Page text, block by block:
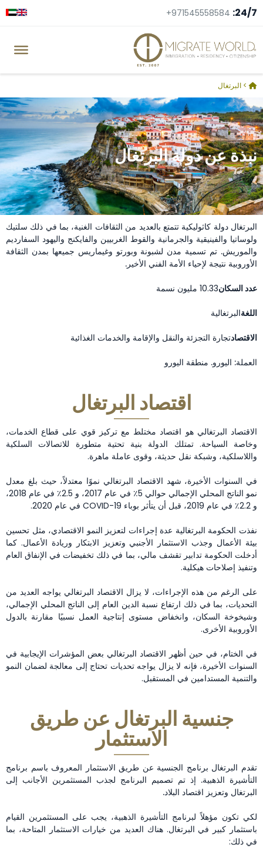
24/7:
+971545558584
> البرتغال
نبذة عن دولة البرتغال
البرتغال دولة كاثوليكية تتمتع بالعديد من الثقافات الغنية، بما في ذلك سلتيك
ولوساتيا والفينيقية والجرمانية والقوط الغربيين والفايكنج واليهود السفارديم
والموريش. تم تسمية مدن لشبونة وبورتو وغيماريس جميعها بمدن الثقافة
الأوروبية نتيجة لإحياء الأمة الفني الأخير.
عدد السكان10.33 مليون نسمة
اللغةالبرتغالية
الاقتصادتجارة التجزئة والنقل والإقامة والخدمات الغذائية
العملة: اليورو. منطقة اليورو
اقتصاد البرتغال
الاقتصاد البرتغالي هو اقتصاد مختلط مع تركيز قوي على قطاع الخدمات،
وخاصة السياحة. تمتلك الدولة بنية تحتية متطورة للاتصالات السلكية
واللاسلكية، وشبكة نقل حديثة، وقوى عاملة ماهرة.
في السنوات الأخيرة، شهد الاقتصاد البرتغالي نموًا معتدلاً، حيث بلغ معدل
نمو الناتج المحلي الإجمالي حوالي 5٪ في عام 2017، و 2.5٪ في عام 2018،
و 2.2٪ في عام 2019، قبل أن يتأثر بوباء COVID-19 في عام 2020.
نفذت الحكومة البرتغالية عدة إجراءات لتعزيز النمو الاقتصادي، مثل تحسين
بيئة الأعمال وجذب الاستثمار الأجنبي وتعزيز الابتكار وريادة الأعمال. كما
أدخلت الحكومة تدابير تقشف مالي، بما في ذلك تخفيضات في الإنفاق العام
وتنفيذ إصلاحات هيكلية.
على الرغم من هذه الإجراءات، لا يزال الاقتصاد البرتغالي يواجه العديد من
التحديات، بما في ذلك ارتفاع نسبة الدين العام إلى الناتج المحلي الإجمالي،
وشيخوخة السكان، وانخفاض مستوى إنتاجية العمل نسبيًا مقارنة بالدول
الأوروبية الأخرى.
في الختام، في حين أظهر الاقتصاد البرتغالي بعض المؤشرات الإيجابية في
السنوات الأخيرة، فإنه لا يزال يواجه تحديات تحتاج إلى معالجة لضمان النمو
والتنمية المستدامين في المستقبل.
جنسية البرتغال عن طريق
الاستثمار
تقدم البرتغال برنامج الجنسية عن طريق الاستثمار المعروف باسم برنامج
التأشيرة الذهبية. إذ تم تصميم البرنامج لجذب المستثمرين الأجانب إلى
البرتغال وتعزيز اقتصاد البلاد.
لكي تكون مؤهلاً لبرنامج التأشيرة الذهبية، يجب على المستثمرين القيام
باستثمار كبير في البرتغال. هناك العديد من خيارات الاستثمار المتاحة، بما
في ذلك: